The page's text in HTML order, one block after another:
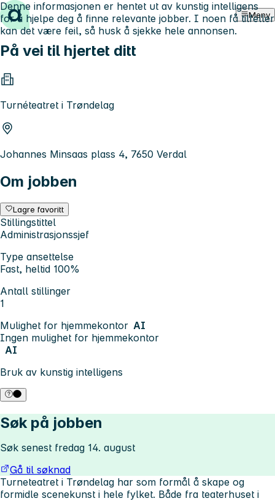
Hopp til innhold Meny
På vei til hjertet ditt
Turnéteatret i Trøndelag
Johannes Minsaas plass 4, 7650 Verdal
Om jobben
Lagre favoritt
Stillingstittel
Administrasjonssjef
Type ansettelse
Fast, heltid 100%
Antall stillinger
1
Mulighet for hjemmekontor AI
Ingen mulighet for hjemmekontor
AI
Bruk av kunstig intelligens
Denne informasjonen er hentet ut av kunstig intelligens
for å hjelpe deg å finne relevante jobber. I noen få tilfeller
kan det være feil, så husk å sjekke hele annonsen.
Søk på jobben
Søk senest fredag 14. august
Gå til søknad
Turneteatret i Trøndelag har som formål å skape og
formidle scenekunst i hele fylket. Både fra teaterhuset i